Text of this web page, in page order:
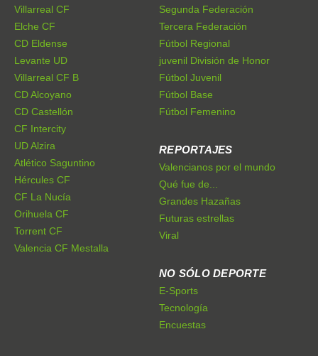
Villarreal CF
Elche CF
CD Eldense
Levante UD
Villarreal CF B
CD Alcoyano
CD Castellón
CF Intercity
UD Alzira
Atlético Saguntino
Hércules CF
CF La Nucía
Orihuela CF
Torrent CF
Valencia CF Mestalla
Segunda Federación
Tercera Federación
Fútbol Regional
juvenil División de Honor
Fútbol Juvenil
Fútbol Base
Fútbol Femenino
REPORTAJES
Valencianos por el mundo
Qué fue de...
Grandes Hazañas
Futuras estrellas
Viral
NO SÓLO DEPORTE
E-Sports
Tecnología
Encuestas